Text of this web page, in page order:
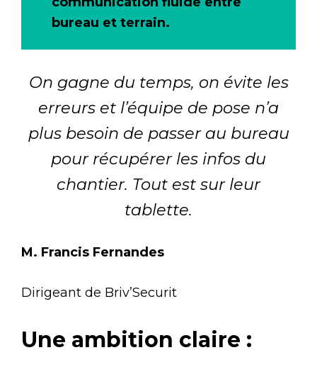
bureau et terrain.
On gagne du temps, on évite les
erreurs et l’équipe de pose n’a
plus besoin de passer au bureau
pour récupérer les infos du
chantier. Tout est sur leur
tablette.
M. Francis Fernandes
Dirigeant de Briv’Securit
Une ambition claire :